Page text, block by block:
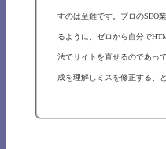
すのは至難です。プロのSEO
るように、ゼロから自分で
法でサイトを直せるのであっ
成を理解しミスを修正する、